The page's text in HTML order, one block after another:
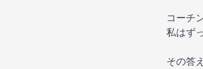
コーチ
私はず
その答